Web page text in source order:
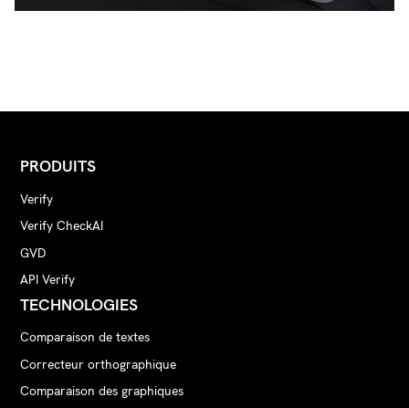
PRODUITS
Verify
Verify CheckAI
GVD
API Verify
TECHNOLOGIES
Comparaison de textes
Correcteur orthographique
Comparaison des graphiques